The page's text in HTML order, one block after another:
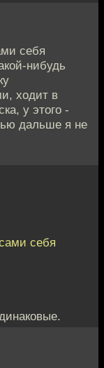
себя
нибудь
ходит в
у этого -
дальше я не
себя